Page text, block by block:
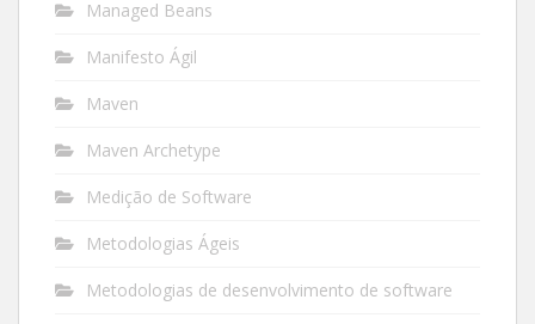
Managed Beans
Manifesto Ágil
Maven
Maven Archetype
Medição de Software
Metodologias Ágeis
Metodologias de desenvolvimento de software